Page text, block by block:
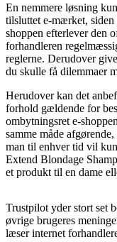
En nemmere løsning
tilsluttet e-mærket,
shoppen efterlever den
forhandleren
reglerne. Derudover
du skulle få dilemmaer
Herudover kan det
forhold gældende for
ombytningsret e-
samme måde
man til enhver tid vil
Extend Blondage
et produkt til en dame
Trustpilot yder stort set
øvrige brugeres
læser internet